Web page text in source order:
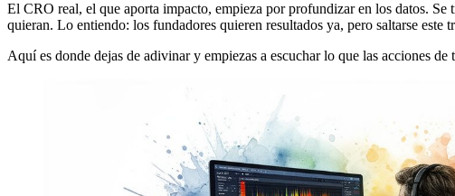
El CRO real, el que aporta impacto, empieza por profundizar en los datos. Se
quieran. Lo entiendo: los fundadores quieren resultados ya, pero saltarse
Aquí es donde dejas de adivinar y empiezas a escuchar lo que las acciones de